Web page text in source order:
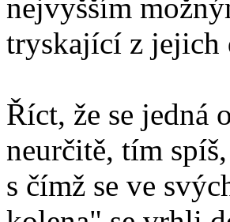
nejvyšším
tryskající z jejich
Říct, že se jedná
neurčitě, tím
s čímž se ve